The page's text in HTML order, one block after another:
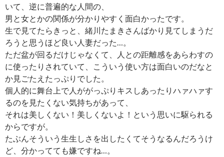
いて、逆に普遍的な人間の、
男と女とかの関係が分かりやすく面白かったです。
生で見てたらきっと、緒川たまきさんばかり見てしまうだ
ろうと思うほど良い人妻だった…。
ただ盆が回るだけじゃなくて、人との距離感をあらわすの
に使ったりされていて、こういう使い方は面白いのだなと
か見ごたえたっぷりでした。
個人的に舞台上で人ががっぷりキスしあったりハァハァす
るのを見たくない気持ちがあって、
それは美しくない！美しくないよ！という思いに駆られる
からですが。
たぶんそういう生生しさを出したくてそうなるんだろうけ
ど、分かってても嫌ですね…。